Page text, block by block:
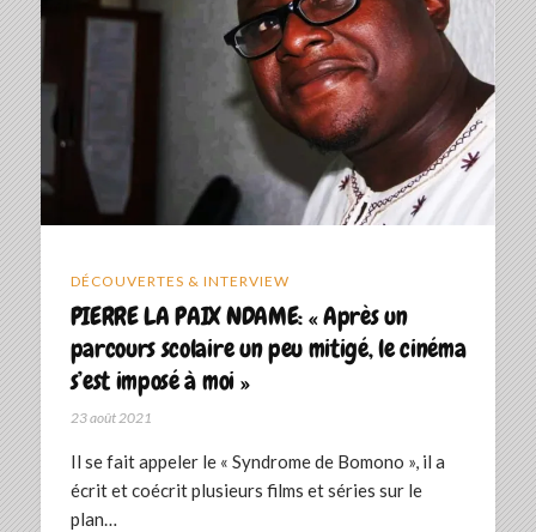
DÉCOUVERTES & INTERVIEW
PIERRE LA PAIX NDAME: « Après un
parcours scolaire un peu mitigé, le cinéma
s’est imposé à moi »
23 août 2021
Il se fait appeler le « Syndrome de Bomono », il a
écrit et coécrit plusieurs films et séries sur le
plan…